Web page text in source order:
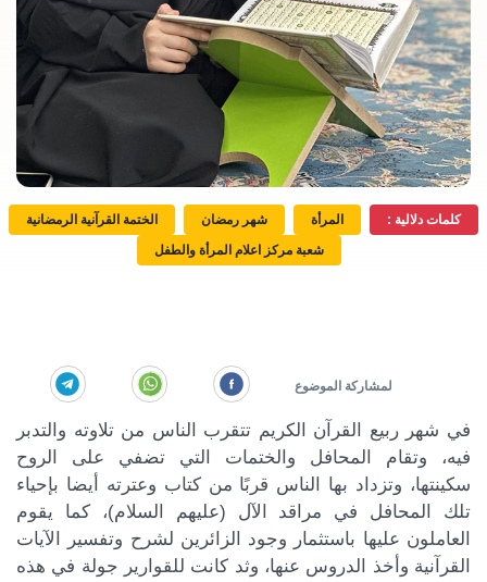
كلمات دلالية : المرأة شهر رمضان
الختمة القرآنية الرمضانية
شعبة مركز اعلام المرأة والطفل
في شهر ربيع القرآن الكريم تتقرب الناس من تلاوته والتدبر
فيه، وتقام المحافل والختمات التي تضفي على الروح
سكينتها، وتزداد بها الناس قربًا من كتاب وعترته أيضا بإحياء
تلك المحافل في مراقد الآل (عليهم السلام)، كما يقوم
العاملون عليها باستثمار وجود الزائرين لشرح وتفسير الآيات
القرآنية وأخذ الدروس عنها، وثد كانت للقوارير جولة في هذه